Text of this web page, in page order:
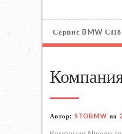
Сервис BMW СПб
Автор: STOBMW на